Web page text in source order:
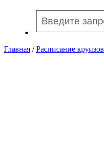
Главная /Расписание круизов